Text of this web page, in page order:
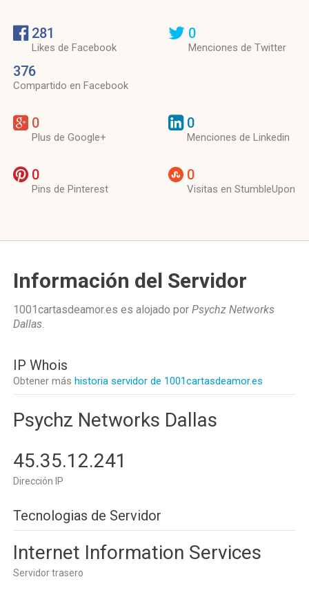
281
Likes de Facebook
376
Compartido en Facebook
0
Menciones de Twitter
0
Plus de Google+
0
Menciones de Linkedin
0
Pins de Pinterest
0
Visitas en StumbleUpon
Información del Servidor
1001cartasdeamor.es es alojado por Psychz Networks
Dallas.
IP Whois
Obtener más historia servidor de 1001cartasdeamor.es
Psychz Networks Dallas
45.35.12.241
Dirección IP
Tecnologias de Servidor
Internet Information Services
Servidor trasero